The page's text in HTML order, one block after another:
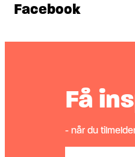
Facebook
Få
- når du